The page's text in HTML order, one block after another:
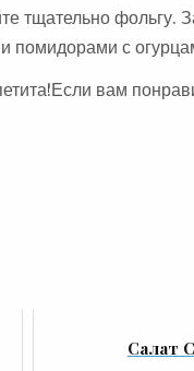
тщательно фольгу.
помидорами с
вам
Салат